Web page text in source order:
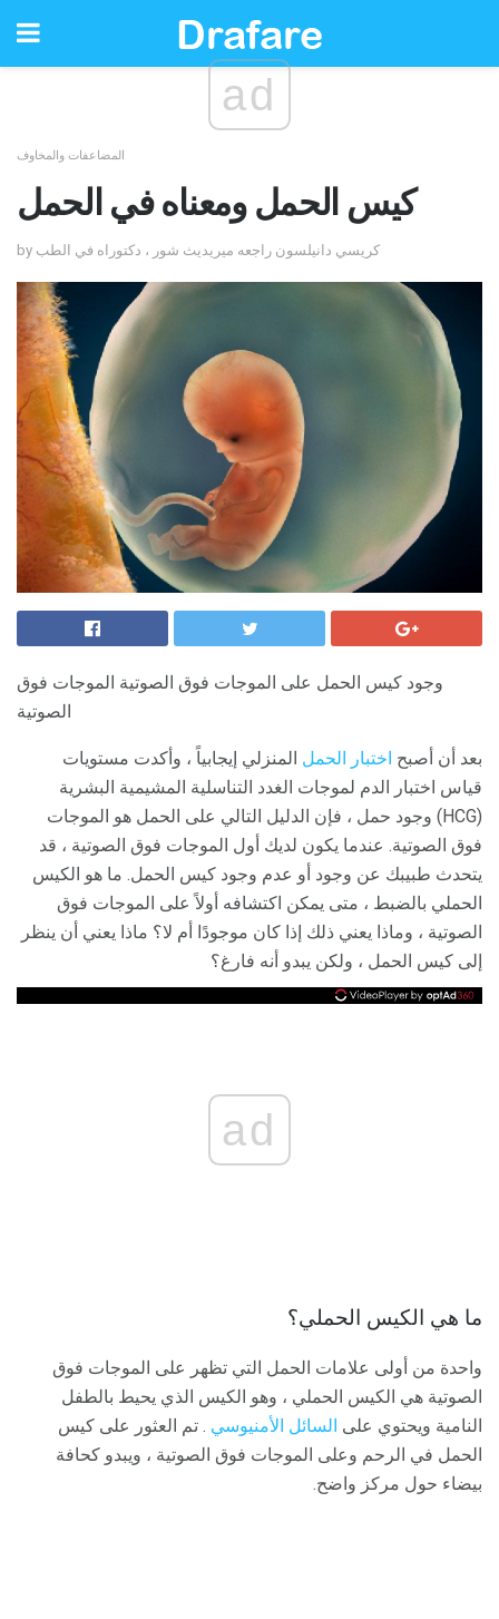
ad
المضاعفات والمخاوف
كيس الحمل ومعناه في الحمل
by كريسي دانيلسون راجعه ميريديث شور ، دكتوراه في الطب
وجود كيس الحمل على الموجات فوق الصوتية الموجات فوق
الصوتية
بعد أن أصبح اختبار الحمل المنزلي إيجابياً ، وأكدت مستويات
قياس اختبار الدم لموجات الغدد التناسلية المشيمية البشرية
(HCG) وجود حمل ، فإن الدليل التالي على الحمل هو الموجات
فوق الصوتية. عندما يكون لديك أول الموجات فوق الصوتية ، قد
يتحدث طبيبك عن وجود أو عدم وجود كيس الحمل. ما هو الكيس
الحملي بالضبط ، متى يمكن اكتشافه أولاً على الموجات فوق
الصوتية ، وماذا يعني ذلك إذا كان موجودًا أم لا؟ ماذا يعني أن ينظر
إلى كيس الحمل ، ولكن يبدو أنه فارغ؟
ad
ما هي الكيس الحملي؟
واحدة من أولى علامات الحمل التي تظهر على الموجات فوق
الصوتية هي الكيس الحملي ، وهو الكيس الذي يحيط بالطفل
النامية ويحتوي على السائل الأمنيوسي . تم العثور على كيس
الحمل في الرحم وعلى الموجات فوق الصوتية ، ويبدو كحافة
بيضاء حول مركز واضح.